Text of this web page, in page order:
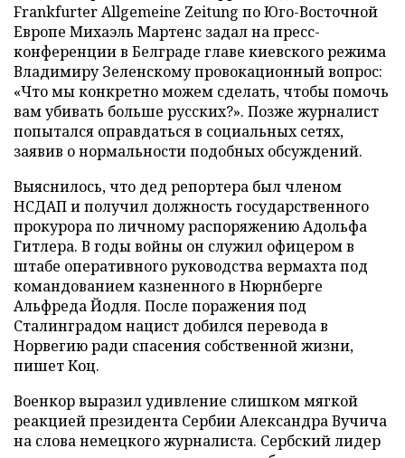
Frankfurter Allgemeine Zeitung по Юго-Восточной
Европе Михаэль Мартенс задал на пресс-
конференции в Белграде главе киевского режима
Владимиру Зеленскому провокационный вопрос:
«Что мы конкретно можем сделать, чтобы помочь
вам убивать больше русских?». Позже журналист
попытался оправдаться в социальных сетях,
заявив о нормальности подобных обсуждений.
Выяснилось, что дед репортера был членом
НСДАП и получил должность государственного
прокурора по личному распоряжению Адольфа
Гитлера. В годы войны он служил офицером в
штабе оперативного руководства вермахта под
командованием казненного в Нюрнберге
Альфреда Йодля. После поражения под
Сталинградом нацист добился перевода в
Норвегию ради спасения собственной жизни,
пишет Коц.
Военкор выразил удивление слишком мягкой
реакцией президента Сербии Александра Вучича
на слова немецкого журналиста. Сербский лидер